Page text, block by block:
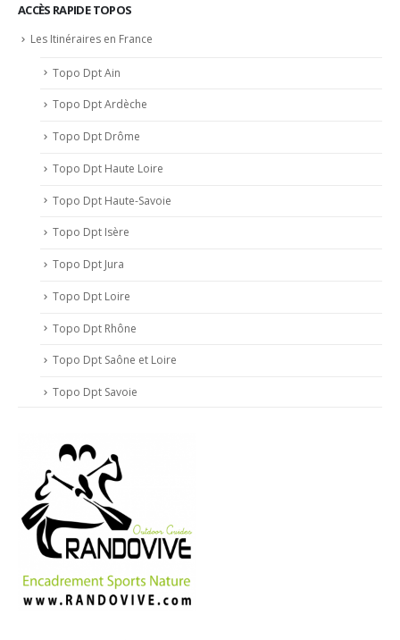
ACCÈS RAPIDE TOPOS
Les Itinéraires en France
Topo Dpt Ain
Topo Dpt Ardèche
Topo Dpt Drôme
Topo Dpt Haute Loire
Topo Dpt Haute-Savoie
Topo Dpt Isère
Topo Dpt Jura
Topo Dpt Loire
Topo Dpt Rhône
Topo Dpt Saône et Loire
Topo Dpt Savoie